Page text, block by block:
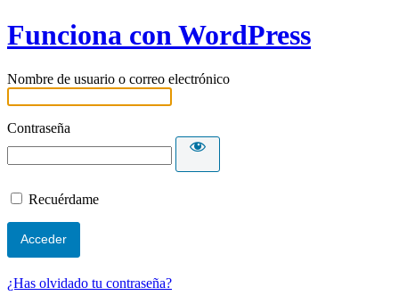
Funciona con WordPress
Nombre de usuario o correo electrónico
Contraseña
Recuérdame
¿Has olvidado tu contraseña?